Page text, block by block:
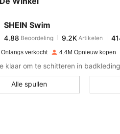
SHEIN Swim
4.88
4.88
a***obetaalde1 dag geleden
verkocht 4.4M Opnieuw kopen
Alle spullen